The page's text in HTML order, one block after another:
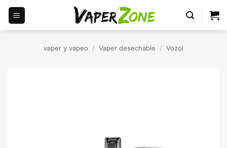
Saltar
contenido
vaper y vapeo / Vaper desechable / Vozol